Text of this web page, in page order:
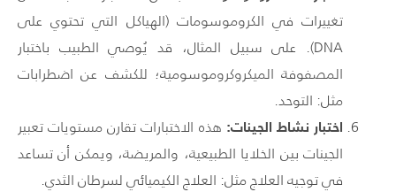
تغييرات في الكروموسومات (الهياكل التي تحتوي على
DNA). على سبيل المثال، قد يُوصي الطبيب باختبار
المصفوفة الميكروكروموسومية؛ للكشف عن اضطرابات
مثل: التوحد.
اختبار نشاط الجينات: هذه الاختبارات تقارن مستويات تعبير
الجينات بين الخلايا الطبيعية، والمريضة، ويمكن أن تساعد
في توجيه العلاج مثل: العلاج الكيميائي لسرطان الثدي.